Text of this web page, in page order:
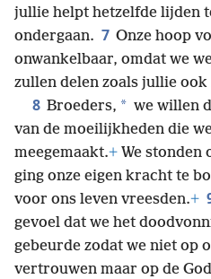
jullie helpt hetzelfde lijden
ondergaan. 7 Onze hoop
onwankelbaar, omdat we
zullen delen zoals jullie
8 Broeders, * we willen
van de moeilijkheden die
meegemaakt.+ We stonden
ging onze eigen kracht te
voor ons leven vreesden.+
gevoel dat we het
gebeurde zodat we niet op
vertrouwen maar op de God